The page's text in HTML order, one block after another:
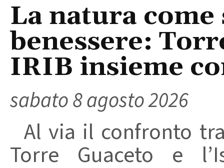
La natura
benessere:
IRIB insieme
sabato 8 agosto 2026
Al via il confronto
Torre Guaceto e